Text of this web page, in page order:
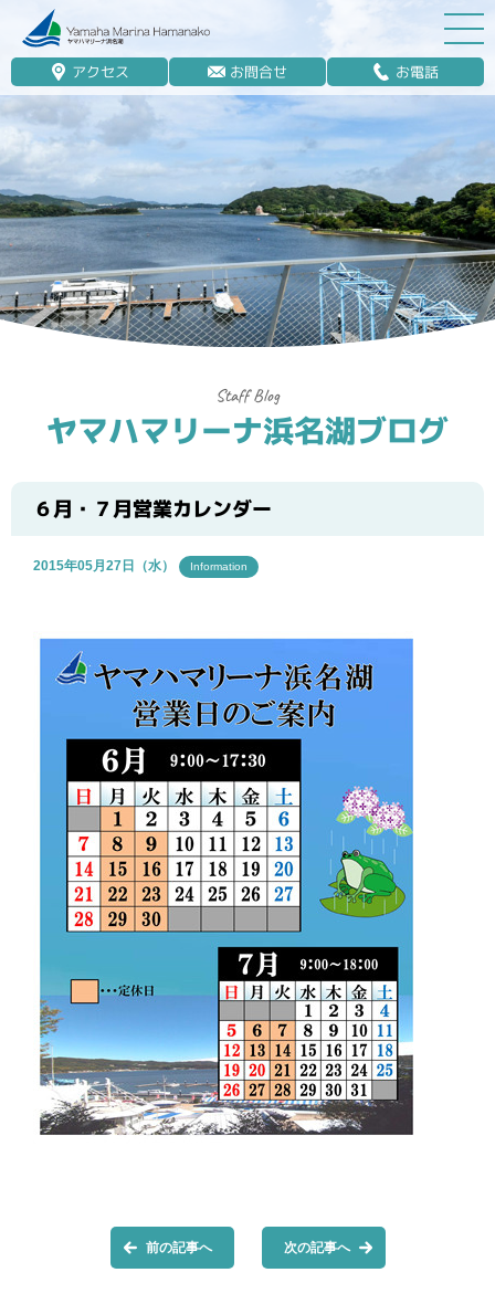
アクセス お問合せ お電話
マリーナ案内
船舶免許
マリンレジャー
マリーナステイ
レンタルボート
ボート販売
艤装
ブログ
ヤマハマリーナ浜名湖ブログ
６月・７月営業カレンダー
2015年05月27日（水） Information
前の記事へ 次の記事へ